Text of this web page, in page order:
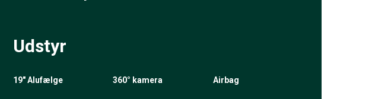
Udstyr
19" Alufælge 360° kamera Airbag